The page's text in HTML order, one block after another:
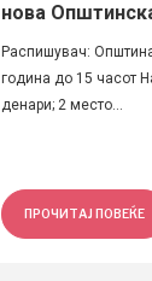
нова
Распишувач:
година до 15 часот
денари; 2 место...
ПРОЧИТАЈ ПОВЕЌЕ